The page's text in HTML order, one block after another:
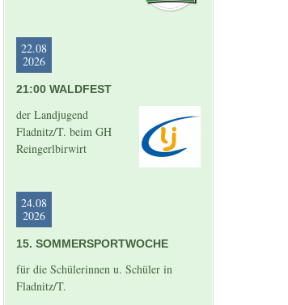
22.08
2026
21:00 WALDFEST
der Landjugend
Fladnitz/T. beim GH
Reingerlbirwirt
24.08
2026
15. SOMMERSPORTWOCHE
für die Schülerinnen u. Schüler in
Fladnitz/T.